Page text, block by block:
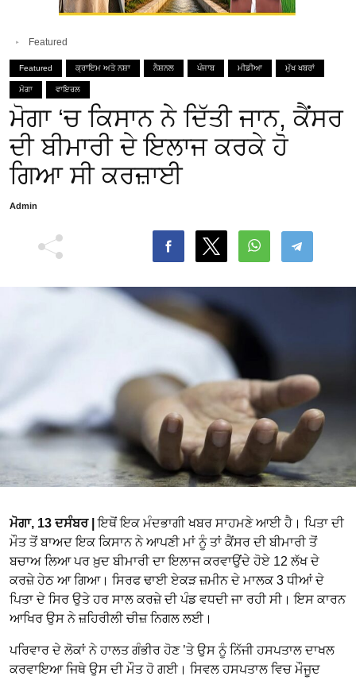
Featured
Featured ਕ੍ਰਾਇਮ ਅਤੇ ਨਸ਼ਾ ਨੈਸ਼ਨਲ ਪੰਜਾਬ ਮੀਡੀਆ ਮੁੱਖ ਖਬਰਾਂ
ਮੋਗਾ ਵਾਇਰਲ
ਮੋਗਾ ‘ਚ ਕਿਸਾਨ ਨੇ ਦਿੱਤੀ ਜਾਨ, ਕੈਂਸਰ
ਦੀ ਬੀਮਾਰੀ ਦੇ ਇਲਾਜ ਕਰਕੇ ਹੋ
ਗਿਆ ਸੀ ਕਰਜ਼ਾਈ
Admin
ਮੋਗਾ, 13 ਦਸੰਬਰ | ਇਥੋਂ ਇਕ ਮੰਦਭਾਗੀ ਖਬਰ ਸਾਹਮਣੇ ਆਈ ਹੈ। ਪਿਤਾ ਦੀ
ਮੌਤ ਤੋਂ ਬਾਅਦ ਇਕ ਕਿਸਾਨ ਨੇ ਆਪਣੀ ਮਾਂ ਨੂੰ ਤਾਂ ਕੈਂਸਰ ਦੀ ਬੀਮਾਰੀ ਤੋਂ
ਬਚਾਅ ਲਿਆ ਪਰ ਖ਼ੁਦ ਬੀਮਾਰੀ ਦਾ ਇਲਾਜ ਕਰਵਾਉਂਦੇ ਹੋਏ 12 ਲੱਖ ਦੇ
ਕਰਜ਼ੇ ਹੇਠ ਆ ਗਿਆ। ਸਿਰਫ ਢਾਈ ਏਕੜ ਜ਼ਮੀਨ ਦੇ ਮਾਲਕ 3 ਧੀਆਂ ਦੇ
ਪਿਤਾ ਦੇ ਸਿਰ ਉਤੇ ਹਰ ਸਾਲ ਕਰਜ਼ੇ ਦੀ ਪੰਡ ਵਧਦੀ ਜਾ ਰਹੀ ਸੀ। ਇਸ ਕਾਰਨ
ਆਖਿਰ ਉਸ ਨੇ ਜ਼ਹਿਰੀਲੀ ਚੀਜ਼ ਨਿਗਲ ਲਈ।
ਪਰਿਵਾਰ ਦੇ ਲੋਕਾਂ ਨੇ ਹਾਲਤ ਗੰਭੀਰ ਹੋਣ ’ਤੇ ਉਸ ਨੂੰ ਨਿੱਜੀ ਹਸਪਤਾਲ ਦਾਖਲ
ਕਰਵਾਇਆ ਜਿਥੇ ਉਸ ਦੀ ਮੌਤ ਹੋ ਗਈ। ਸਿਵਲ ਹਸਪਤਾਲ ਵਿਚ ਮੌਜੂਦ